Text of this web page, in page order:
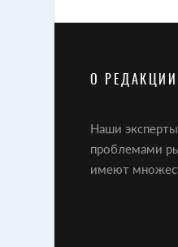
О РЕДАКЦИИ
Наши
проблемами
имеют